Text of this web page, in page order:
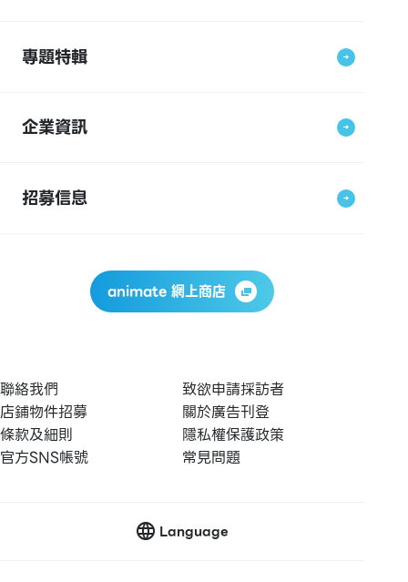
專題特輯
企業資訊
招募信息
animate 網上商店
聯絡我們
致欲申請採訪者
店鋪物件招募
關於廣告刊登
條款及細則
隱私權保護政策
官方SNS帳號
常見問題
Language